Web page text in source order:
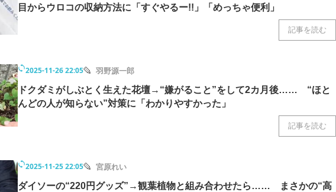
目からウロコの収納方法に「すぐやるー!!」「めっちゃ便利」
記事を読む
2025-11-26 22:05 羽野源一郎
ドクダミがしぶとく生えた花壇→“嫌がること”をして2カ月後…… “ほと
んどの人が知らない”対策に「わかりやすかった」
記事を読む
2025-11-25 22:05 宮原れい
ダイソーの“220円グッズ”→観葉植物と組み合わせたら…… まさかの“高